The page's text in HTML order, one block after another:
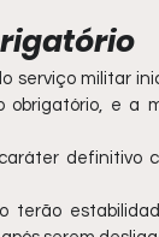
serviço militar
obrigatório, e a
definitivo
terão